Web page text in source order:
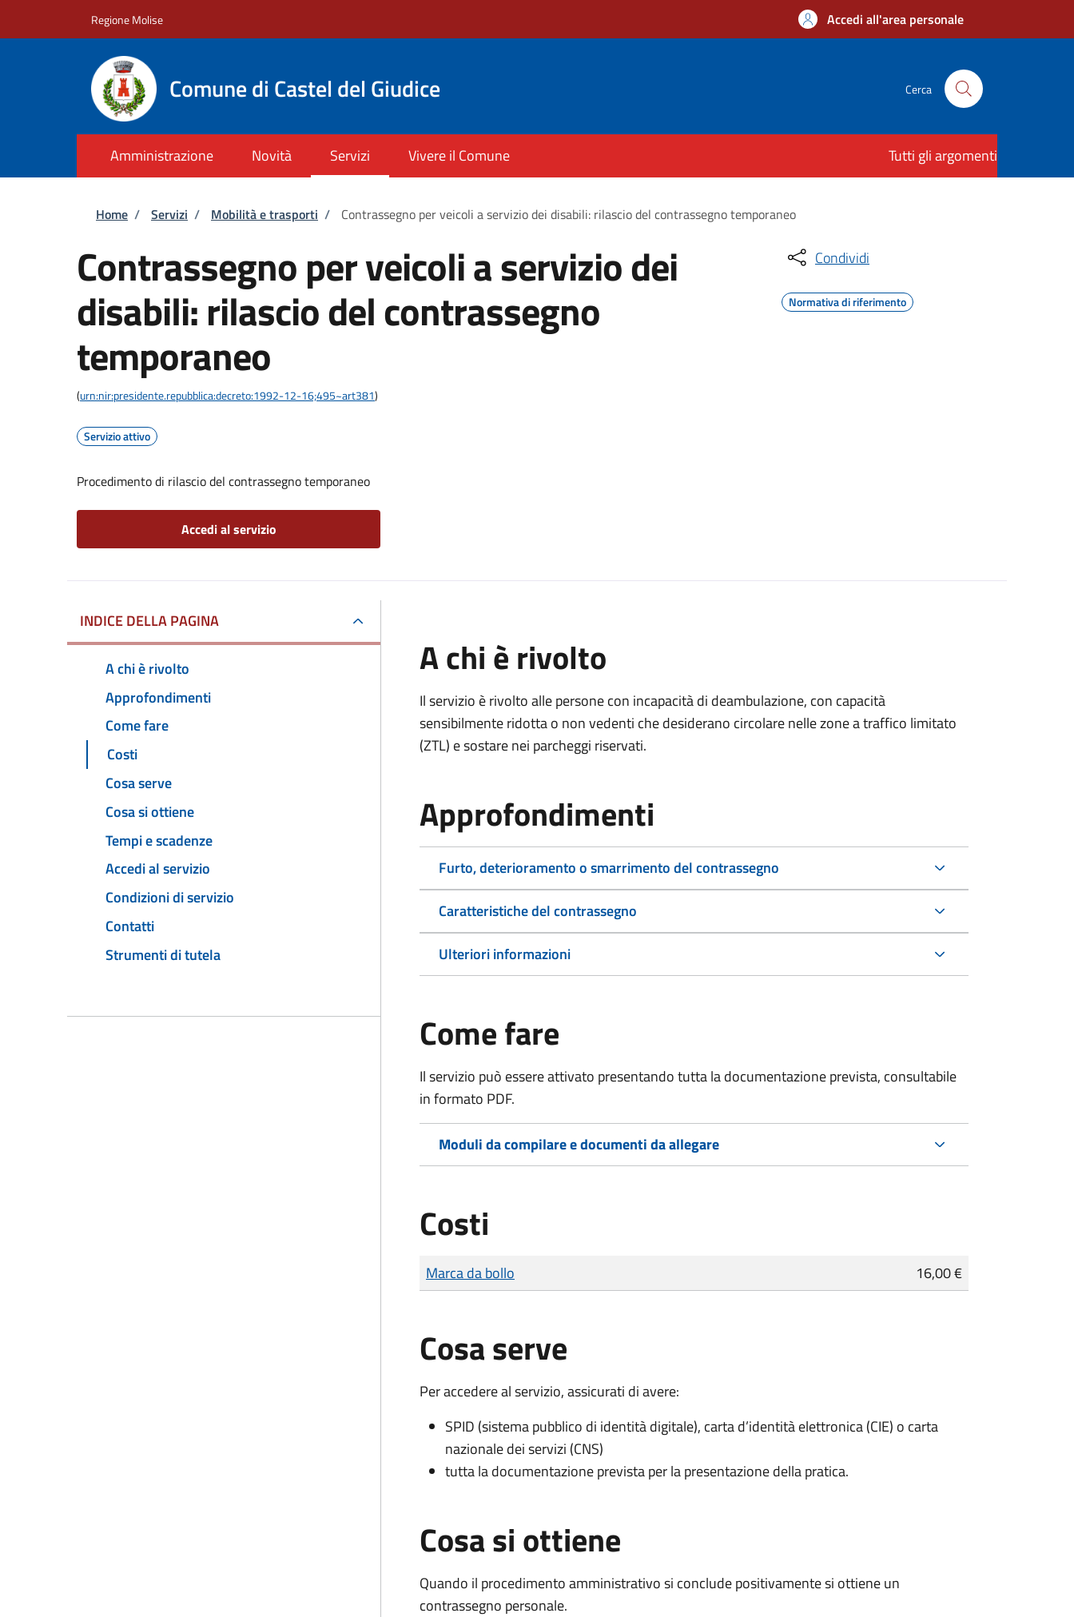
Regione Molise Accedi all'area personale
Comune di Castel del Giudice Cerca
Amministrazione Novità Servizi Vivere il Comune Tutti gli argomenti
Briciole di pane
Home / Servizi / Mobilità e trasporti / Contrassegno per veicoli a servizio dei disabili: rilascio del contrassegno temporaneo
Contrassegno per veicoli a servizio dei
disabili: rilascio del contrassegno
temporaneo
(urn:nir:presidente.repubblica:decreto:1992-12-16;495~art381)
Servizio attivo
Procedimento di rilascio del contrassegno temporaneo
Accedi al servizio
Condividi
Normativa di riferimento
INDICE DELLA PAGINA
A chi è rivolto
Approfondimenti
Come fare
Costi
Cosa serve
Cosa si ottiene
Tempi e scadenze
Accedi al servizio
Condizioni di servizio
Contatti
Strumenti di tutela
A chi è rivolto
Il servizio è rivolto alle persone con incapacità di deambulazione, con capacità
sensibilmente ridotta o non vedenti che desiderano circolare nelle zone a traffico limitato
(ZTL) e sostare nei parcheggi riservati.
Approfondimenti
Furto, deterioramento o smarrimento del contrassegno
Caratteristiche del contrassegno
Ulteriori informazioni
Come fare
Il servizio può essere attivato presentando tutta la documentazione prevista, consultabile
in formato PDF.
Moduli da compilare e documenti da allegare
Costi
Tipo di pagamento
Importo
Marca da bollo 16,00 €
Cosa serve
Per accedere al servizio, assicurati di avere:
SPID (sistema pubblico di identità digitale), carta d’identità elettronica (CIE) o carta
nazionale dei servizi (CNS)
tutta la documentazione prevista per la presentazione della pratica.
Cosa si ottiene
Quando il procedimento amministrativo si conclude positivamente si ottiene un
contrassegno personale.